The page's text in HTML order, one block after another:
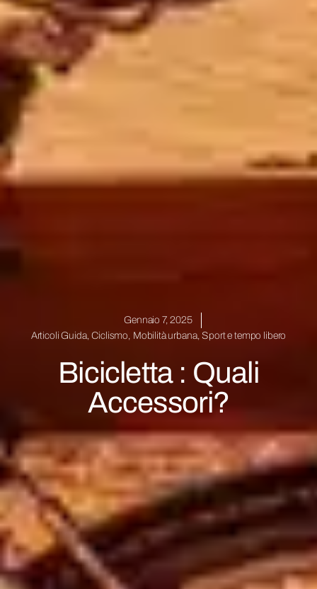
Gennaio 7, 2025
Articoli Guida,Ciclismo Mobilità urbana,Sport e tempo libero
Bicicletta : Quali
Accessori?